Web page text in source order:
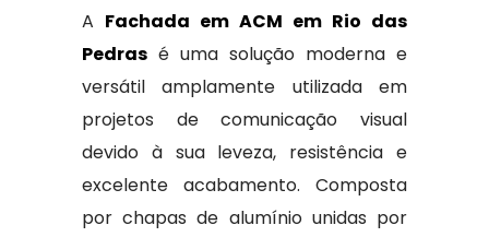
A Fachada em ACM em Rio das
Pedrasé uma solução moderna e
versátil amplamente utilizada em
projetos de comunicação visual
devido à sua leveza, resistência e
excelente acabamento. Composta
por chapas de alumínio unidas por